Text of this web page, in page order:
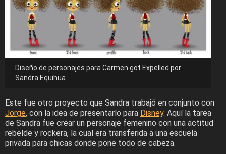
Diseño de personajes para Carmen got Expelled por
Sandra Equihua.
Este fue otro proyecto que Sandra trabajó en conjunto con
Jorge, con la idea de presentarlo para Disney. Aquí la tarea
de Sandra fue crear un personaje femenino con una actitud
rebelde y rockera, la cual era transferida a una escuela
privada para chicas donde pone todo de cabeza.